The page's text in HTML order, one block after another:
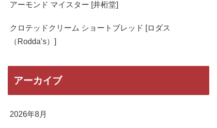
アーモンド マイスター [井桁堂]
クロテッドクリーム ショートブレッド [ロダス
（Rodda’s）]
アーカイブ
2026年8月